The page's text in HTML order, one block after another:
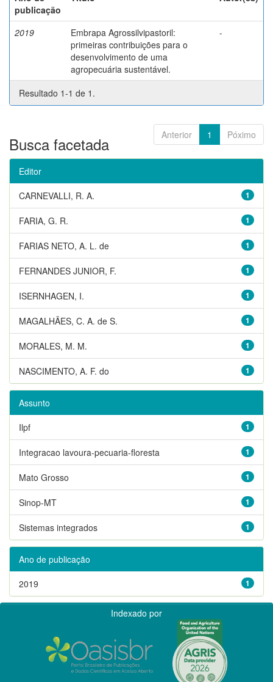
publicação
2019
Embrapa Agrossilvipastoril:
primeiras contribuições para o
desenvolvimento de uma
agropecuária sustentável.
-
Resultado 1-1 de 1.
Anterior 1 Póximo
Busca facetada
Editor
1
CARNEVALLI, R. A.
1
FARIA, G. R.
1
FARIAS NETO, A. L. de
1
FERNANDES JUNIOR, F.
1
ISERNHAGEN, I.
1
MAGALHÃES, C. A. de S.
1
MORALES, M. M.
1
NASCIMENTO, A. F. do
Assunto
1
Ilpf
1
Integracao lavoura-pecuaria-floresta
1
Mato Grosso
1
Sinop-MT
1
Sistemas integrados
Ano de publicação
1
2019
Indexado por